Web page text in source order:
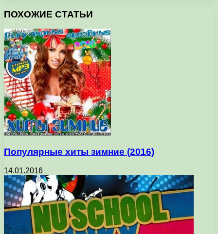
ПОХОЖИЕ СТАТЬИ
Популярные хиты зимние (2016)
14.01.2016